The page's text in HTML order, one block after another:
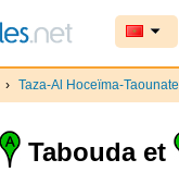
› Taza-Al Hoceïma-Taounate
Tabouda et